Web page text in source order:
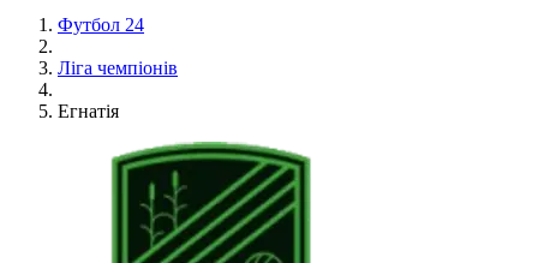
Футбол 24
Ліга чемпіонів
Егнатія